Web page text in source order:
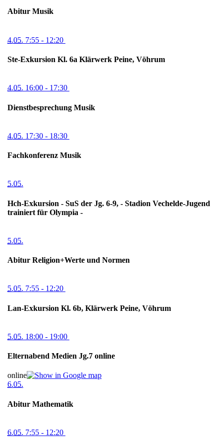
Abitur Musik
4.05. 7:55 - 12:20
Ste-Exkursion Kl. 6a Klärwerk Peine, Vöhrum
4.05. 16:00 - 17:30
Dienstbesprechung Musik
4.05. 17:30 - 18:30
Fachkonferenz Musik
5.05.
Hch-Exkursion - SuS der Jg. 6-9, - Stadion Vechelde-Jugend
trainiert für Olympia -
5.05.
Abitur Religion+Werte und Normen
5.05. 7:55 - 12:20
Lan-Exkursion Kl. 6b, Klärwerk Peine, Vöhrum
5.05. 18:00 - 19:00
Elternabend Medien Jg.7 online
online
6.05.
Abitur Mathematik
6.05. 7:55 - 12:20